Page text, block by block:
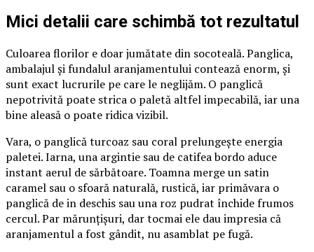
Mici detalii care schimbă tot rezultatul
Culoarea florilor e doar jumătate din socoteală. Panglica,
ambalajul și fundalul aranjamentului contează enorm, și
sunt exact lucrurile pe care le neglijăm. O panglică
nepotrivită poate strica o paletă altfel impecabilă, iar una
bine aleasă o poate ridica vizibil.
Vara, o panglică turcoaz sau coral prelungește energia
paletei. Iarna, una argintie sau de catifea bordo aduce
instant aerul de sărbătoare. Toamna merge un satin
caramel sau o sfoară naturală, rustică, iar primăvara o
panglică de in deschis sau una roz pudrat închide frumos
cercul. Par mărunțișuri, dar tocmai ele dau impresia că
aranjamentul a fost gândit, nu asamblat pe fugă.